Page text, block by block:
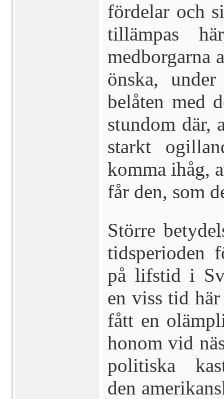
fördelar och
tillämpas
medborgarna
önska,
belåten med
stundom där,
starkt
komma ihåg,
får den, som
Större
tidsperioden
på lifstid i
en viss tid
fått en
honom vid
politiska
den